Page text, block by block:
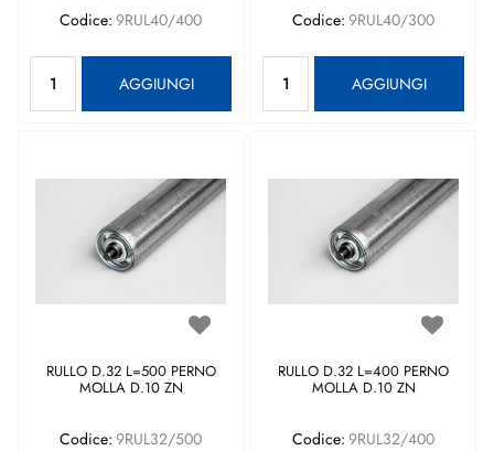
Codice: 9RUL40/400
AGGIUNGI
Codice: 9RUL40/300
AGGIUNGI
RULLO D.32 L=500 PERNO
MOLLA D.10 ZN
Codice: 9RUL32/500
RULLO D.32 L=400 PERNO
MOLLA D.10 ZN
Codice: 9RUL32/400